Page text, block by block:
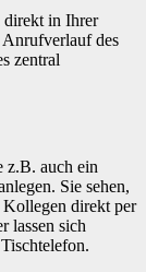
direkt in Ihrer
des
zentral
z.B. auch ein
Sie sehen,
Kollegen direkt per
lassen sich